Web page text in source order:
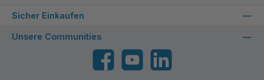
Sicher Einkaufen
Unsere Communities
FacebookYouTube